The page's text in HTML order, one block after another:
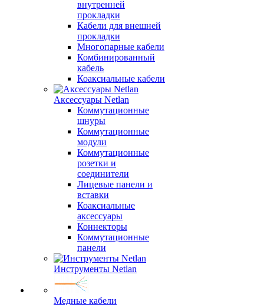
внутренней
прокладки
Кабели для внешней
прокладки
Многопарные кабели
Комбинированный
кабель
Коаксиальные кабели
Аксессуары Netlan
Коммутационные
шнуры
Коммутационные
модули
Коммутационные
розетки и
соединители
Лицевые панели и
вставки
Коаксиальные
аксессуары
Коннекторы
Коммутационные
панели
Инструменты Netlan
Медные кабели